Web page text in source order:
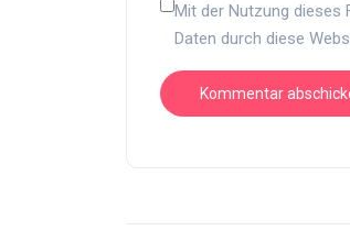
Mit der Nutzung dieses
Daten durch diese